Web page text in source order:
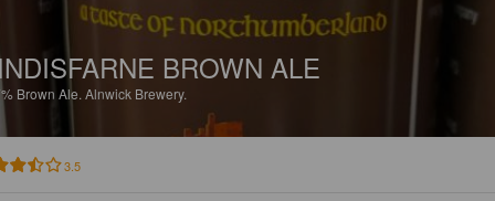
BROWN ALE
Brown Ale. Alnwick Brewery.
3.5